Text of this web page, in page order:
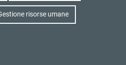
risorse umane